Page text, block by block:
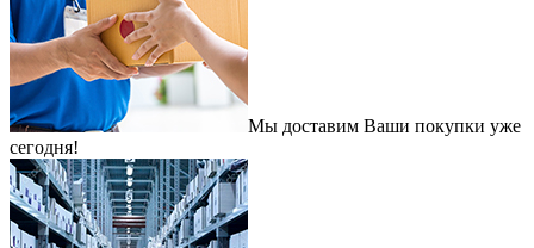
Мы доставим Ваши покупки уже
сегодня!